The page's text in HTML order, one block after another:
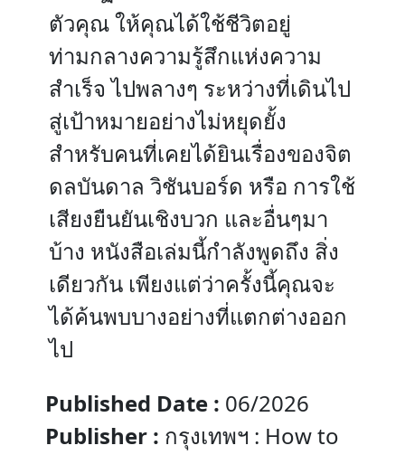
ตัวคุณ ให้คุณได้ใช้ชีวิตอยู่
ท่ามกลางความรู้สึกแห่งความ
สำเร็จ ไปพลางๆ ระหว่างที่เดินไป
สู่เป้าหมายอย่างไม่หยุดยั้ง
สำหรับคนที่เคยได้ยินเรื่องของจิต
ดลบันดาล วิชันบอร์ด หรือ การใช้
เสียงยืนยันเชิงบวก และอื่นๆมา
บ้าง หนังสือเล่มนี้กำลังพูดถึง สิ่ง
เดียวกัน เพียงแต่ว่าครั้งนี้คุณจะ
ได้ค้นพบบางอย่างที่แตกต่างออก
ไป
Published Date : 06/2026
Publisher : กรุงเทพฯ : How to